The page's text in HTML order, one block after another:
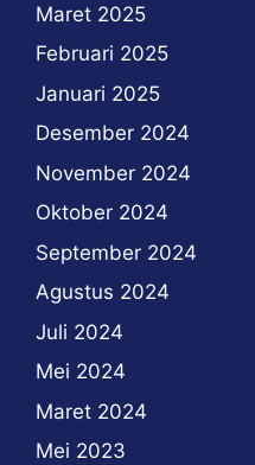
Maret 2025
Februari 2025
Januari 2025
Desember 2024
November 2024
Oktober 2024
September 2024
Agustus 2024
Juli 2024
Mei 2024
Maret 2024
Mei 2023